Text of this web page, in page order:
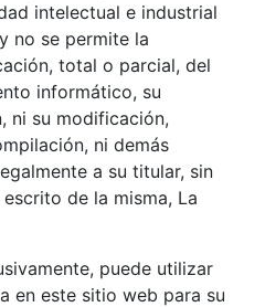
intelectual e industrial
no se permite la
total o parcial, del
informático, su
ni su modificación,
ni demás
a su titular, sin
de la misma, La
puede utilizar
en este sitio web para su